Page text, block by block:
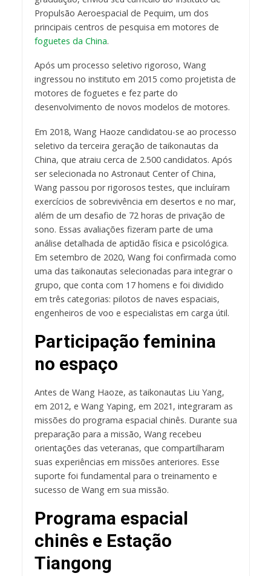
Propulsão Aeroespacial de Pequim, um dos
principais centros de pesquisa em motores de
foguetes da China.
Após um processo seletivo rigoroso, Wang
ingressou no instituto em 2015 como projetista de
motores de foguetes e fez parte do
desenvolvimento de novos modelos de motores.
Em 2018, Wang Haoze candidatou-se ao processo
seletivo da terceira geração de taikonautas da
China, que atraiu cerca de 2.500 candidatos. Após
ser selecionada no Astronaut Center of China,
Wang passou por rigorosos testes, que incluíram
exercícios de sobrevivência em desertos e no mar,
além de um desafio de 72 horas de privação de
sono. Essas avaliações fizeram parte de uma
análise detalhada de aptidão física e psicológica.
Em setembro de 2020, Wang foi confirmada como
uma das taikonautas selecionadas para integrar o
grupo, que conta com 17 homens e foi dividido
em três categorias: pilotos de naves espaciais,
engenheiros de voo e especialistas em carga útil.
Participação feminina
no espaço
Antes de Wang Haoze, as taikonautas Liu Yang,
em 2012, e Wang Yaping, em 2021, integraram as
missões do programa espacial chinês. Durante sua
preparação para a missão, Wang recebeu
orientações das veteranas, que compartilharam
suas experiências em missões anteriores. Esse
suporte foi fundamental para o treinamento e
sucesso de Wang em sua missão.
Programa espacial
chinês e Estação
Tiangong